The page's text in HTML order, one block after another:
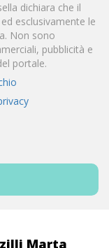
dichiara che il
esclusivamente le
Non sono
pubblicità e
portale.
Marta